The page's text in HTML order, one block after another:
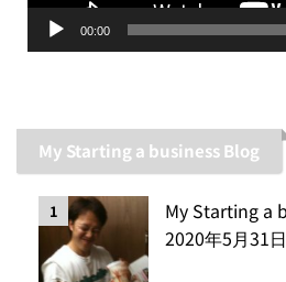
00:00
My Starting a business Blog
1
My Starting a
2020年5月31